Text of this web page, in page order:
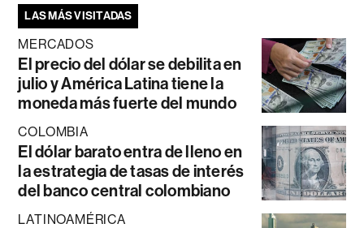
LAS MÁS VISITADAS
MERCADOS
El precio del dólar se debilita en
julio y América Latina tiene la
moneda más fuerte del mundo
COLOMBIA
El dólar barato entra de lleno en
la estrategia de tasas de interés
del banco central colombiano
LATINOAMÉRICA